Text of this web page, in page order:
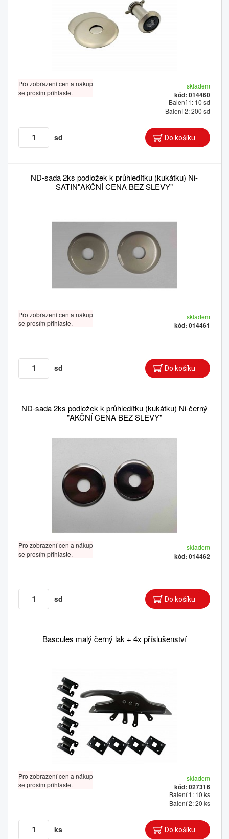
Pro zobrazení cen a nákup
se prosím přihlaste.
skladem
kód: 014460
Balení 1: 10 sd
Balení 2: 200 sd
sd
ND-sada 2ks podložek k průhledítku (kukátku) Ni-
SATIN"AKČNÍ CENA BEZ SLEVY"
Pro zobrazení cen a nákup
se prosím přihlaste.
skladem
kód: 014461
sd
ND-sada 2ks podložek k průhledítku (kukátku) Ni-černý
"AKČNÍ CENA BEZ SLEVY"
Pro zobrazení cen a nákup
se prosím přihlaste.
skladem
kód: 014462
sd
Bascules malý černý lak + 4x příslušenství
Pro zobrazení cen a nákup
se prosím přihlaste.
skladem
kód: 027316
Balení 1: 10 ks
Balení 2: 20 ks
ks